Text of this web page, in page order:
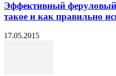
Эффективный феруловый
такое и как правильно
17.05.2015